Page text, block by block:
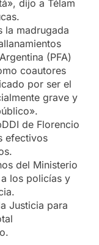
dijo a Télam
la madrugada
(PFA)
coautores
por ser el
grave y
de Florencio
efectivos
del Ministerio
los policías y
Justicia para